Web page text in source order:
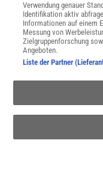
Spektrum
Sie können unsere
Verwendung genauer
Identifikation aktiv
Informationen auf einem
Messung von
Zielgruppenforschung
Angeboten.
Liste der Partner